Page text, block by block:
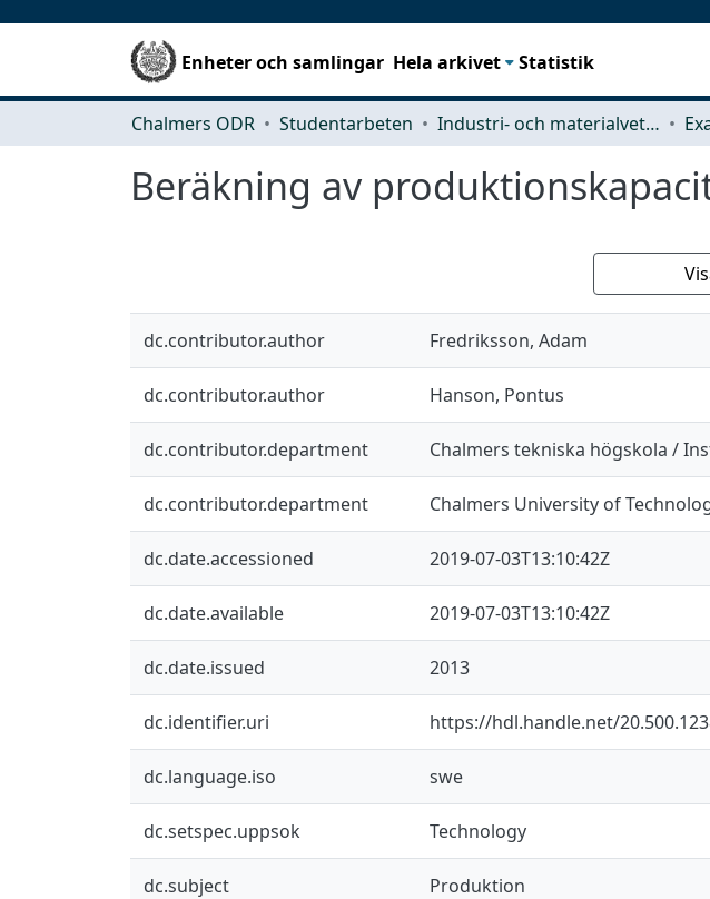
Enheter och samlingar Hela arkivet Statistik
Chalmers ODR Studentarbeten Industri- och materialvetenskap (IMS)
Beräkning av
dc.contributor.author Fredriksson, Adam
dc.contributor.author Hanson, Pontus
dc.contributor.department Chalmers tekniska högskola /
dc.contributor.department Chalmers University of
dc.date.accessioned 2019-07-03T13:10:42Z
dc.date.available 2019-07-03T13:10:42Z
dc.date.issued 2013
dc.identifier.uri https://hdl.handle.net/
dc.language.iso swe
dc.setspec.uppsok Technology
dc.subject Produktion